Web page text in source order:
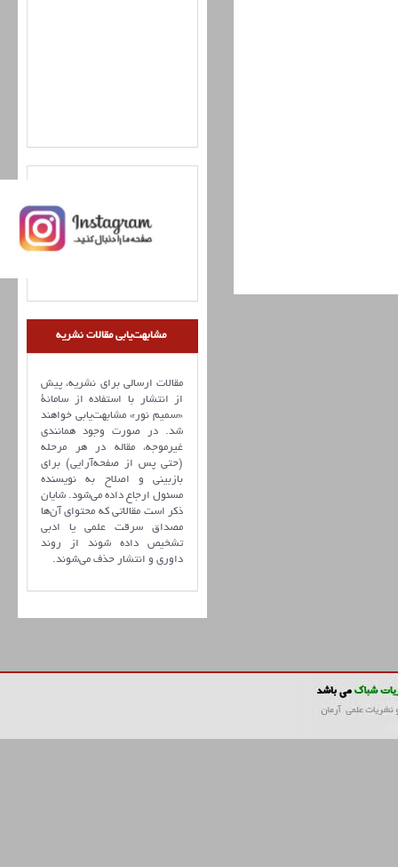
مشابهت‌یابی مقالات نشریه
مقالات ارسالی برای نشریه، پیش
از انتشار با استفاده از سامانۀ
«سمیم نور» مشابهت‌یابی خواهند
شد. در صورت وجود همانندی
غیرموجه، مقاله در هر مرحله
(حتی پس از صفحه‌آرایی) برای
بازبینی و اصلاح به نویسنده
مسئول ارجاع داده می‌شود. شایان
ذکر است مقالاتی که محتوای آن‌ها
مصداق سرقت علمی یا ادبی
تشخیص داده شوند از روند
داوری و انتشار حذف می‌شوند.